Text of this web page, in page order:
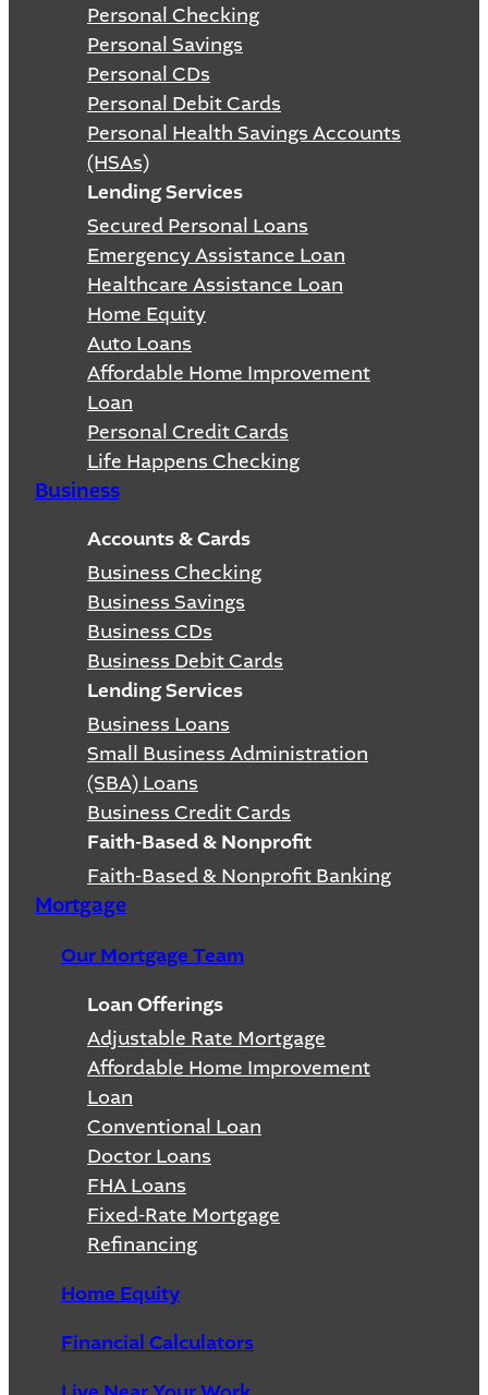
Personal Checking
Personal Savings
Personal CDs
Personal Debit Cards
Personal Health Savings Accounts
(HSAs)
Lending Services
Secured Personal Loans
Emergency Assistance Loan
Healthcare Assistance Loan
Home Equity
Auto Loans
Affordable Home Improvement
Loan
Personal Credit Cards
Life Happens Checking
Business
Accounts & Cards
Business Checking
Business Savings
Business CDs
Business Debit Cards
Lending Services
Business Loans
Small Business Administration
(SBA) Loans
Business Credit Cards
Faith-Based & Nonprofit
Faith-Based & Nonprofit Banking
Mortgage
Our Mortgage Team
Loan Offerings
Adjustable Rate Mortgage
Affordable Home Improvement
Loan
Conventional Loan
Doctor Loans
FHA Loans
Fixed-Rate Mortgage
Refinancing
Home Equity
Financial Calculators